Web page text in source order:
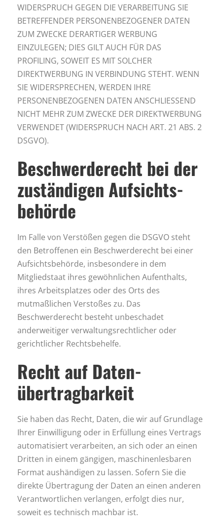
WIDERSPRUCH GEGEN DIE VERARBEITUNG SIE
BETREFFENDER PERSONENBEZOGENER DATEN
ZUM ZWECKE DERARTIGER WERBUNG
EINZULEGEN; DIES GILT AUCH FÜR DAS
PROFILING, SOWEIT ES MIT SOLCHER
DIREKTWERBUNG IN VERBINDUNG STEHT. WENN
SIE WIDERSPRECHEN, WERDEN IHRE
PERSONENBEZOGENEN DATEN ANSCHLIESSEND
NICHT MEHR ZUM ZWECKE DER DIREKTWERBUNG
VERWENDET (WIDERSPRUCH NACH ART. 21 ABS. 2
DSGVO).
Beschwerde­recht bei der
zuständigen Aufsichts­
behörde
Im Falle von Verstößen gegen die DSGVO steht
den Betroffenen ein Beschwerderecht bei einer
Aufsichtsbehörde, insbesondere in dem
Mitgliedstaat ihres gewöhnlichen Aufenthalts,
ihres Arbeitsplatzes oder des Orts des
mutmaßlichen Verstoßes zu. Das
Beschwerderecht besteht unbeschadet
anderweitiger verwaltungsrechtlicher oder
gerichtlicher Rechtsbehelfe.
Recht auf Daten­
übertrag­barkeit
Sie haben das Recht, Daten, die wir auf Grundlage
Ihrer Einwilligung oder in Erfüllung eines Vertrags
automatisiert verarbeiten, an sich oder an einen
Dritten in einem gängigen, maschinenlesbaren
Format aushändigen zu lassen. Sofern Sie die
direkte Übertragung der Daten an einen anderen
Verantwortlichen verlangen, erfolgt dies nur,
soweit es technisch machbar ist.